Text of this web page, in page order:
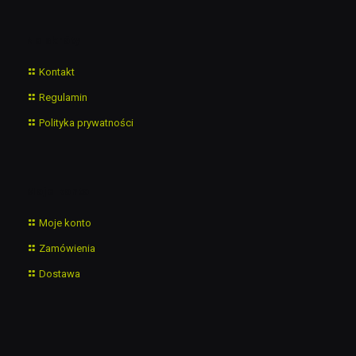
Kontakt
Regulamin
Polityka prywatności
Moje konto
Zamówienia
Dostawa